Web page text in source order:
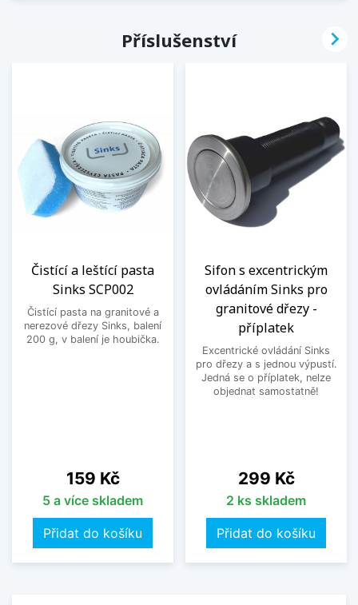
Příslušenství
Čistící a leštící pasta
Sinks SCP002
Čistící pasta na granitové a
nerezové dřezy Sinks, balení
200 g, v balení je houbička.
Cena
159 Kč
5 a více skladem
Přidat do košíku
Sifon s excentrickým
ovládáním Sinks pro
granitové dřezy -
příplatek
Excentrické ovládání Sinks
pro dřezy a s jednou výpustí.
Jedná se o příplatek, nelze
objednat samostatně!
Cena
299 Kč
2 ks skladem
Přidat do košíku
